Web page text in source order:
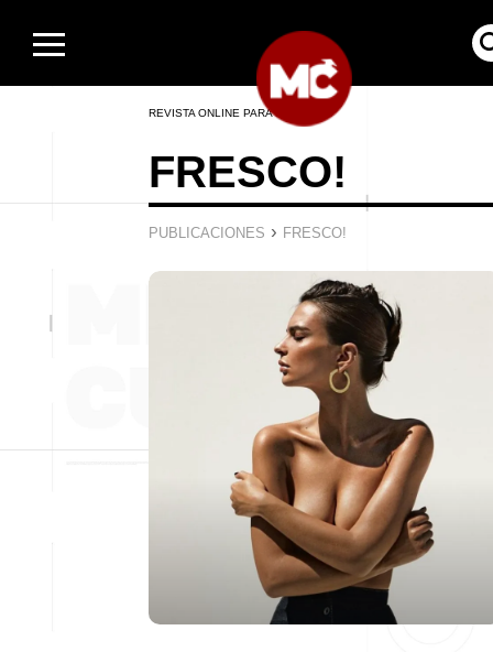
REVISTA ONLINE PARA HOMBRES
FRESCO!
PUBLICACIONES › FRESCO!